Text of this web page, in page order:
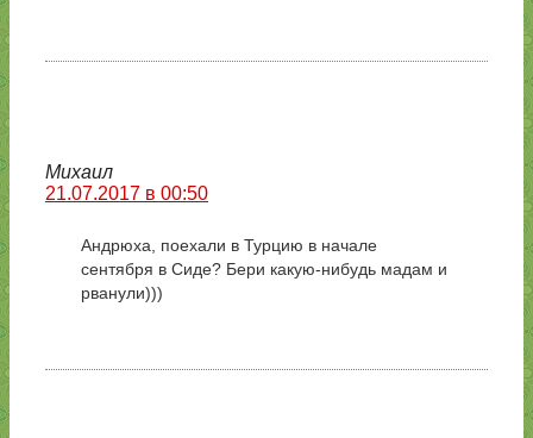
Михаил
21.07.2017 в 00:50
Андрюха, поехали в Турцию в начале
сентября в Сиде? Бери какую-нибудь мадам и
рванули)))